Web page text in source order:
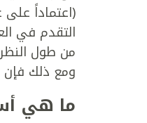
(اعتماداً
التقدم في
من طول
ومع ذلك فإن
ما هي